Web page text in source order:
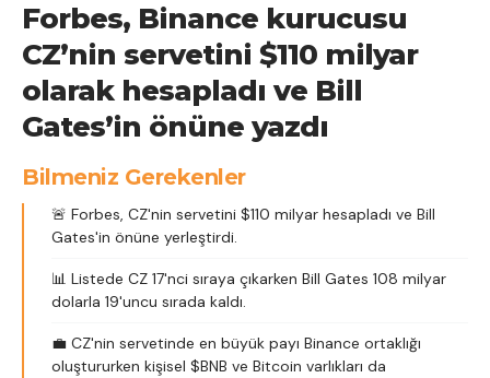
Forbes, Binance kurucusu
CZ’nin servetini $110 milyar
olarak hesapladı ve Bill
Gates’in önüne yazdı
Bilmeniz Gerekenler
🚨 Forbes, CZ'nin servetini $110 milyar hesapladı ve Bill
Gates'in önüne yerleştirdi.
📊 Listede CZ 17'nci sıraya çıkarken Bill Gates 108 milyar
dolarla 19'uncu sırada kaldı.
💼 CZ'nin servetinde en büyük payı Binance ortaklığı
oluştururken kişisel $BNB ve Bitcoin varlıkları da